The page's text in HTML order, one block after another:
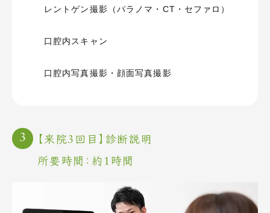
レントゲン撮影（パラノマ・CT・セファロ）
口腔内スキャン
口腔内写真撮影・顔面写真撮影
【来院3回目】診断説明
所要時間：約1時間